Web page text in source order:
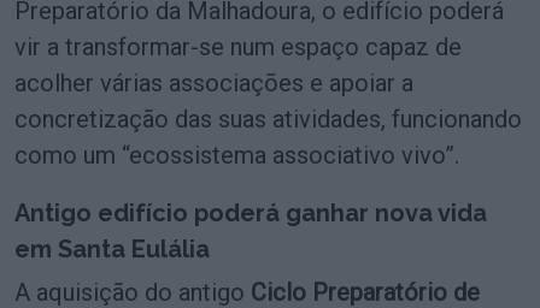
Preparatório da Malhadoura, o edifício poderá
vir a transformar-se num espaço capaz de
acolher várias associações e apoiar a
concretização das suas atividades, funcionando
como um “ecossistema associativo vivo”.
Antigo edifício poderá ganhar nova vida
em Santa Eulália
A aquisição do antigo Ciclo Preparatório de